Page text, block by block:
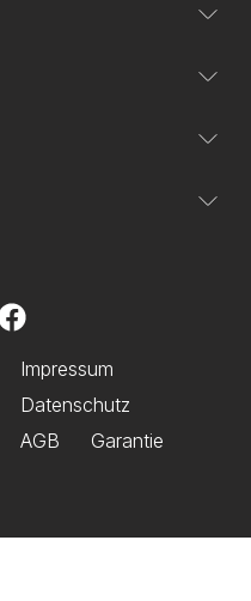
Impressum
Datenschutz
AGB
Garantie